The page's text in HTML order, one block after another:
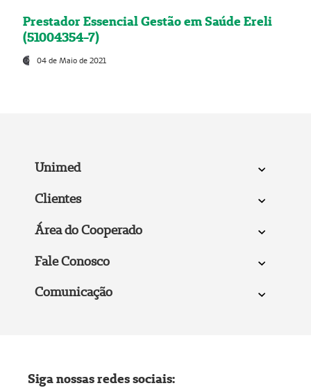
Prestador Essencial Gestão em Saúde Ereli
(51004354-7)
04 de Maio de 2021
Unimed
Clientes
Área do Cooperado
Fale Conosco
Comunicação
Siga nossas redes sociais: